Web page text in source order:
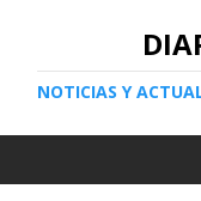
NOTICIAS Y